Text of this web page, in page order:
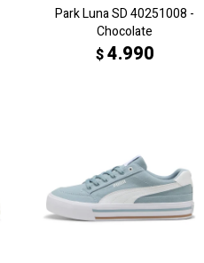
Park Luna SD 40251008 -
Chocolate
$4.990